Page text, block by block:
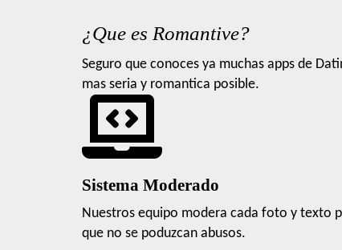
¿Que es Romantive?
Seguro que conoces ya muchas apps de
mas seria y romantica posible.
Sistema Moderado
Nuestros equipo modera cada foto y texto
que no se poduzcan abusos.